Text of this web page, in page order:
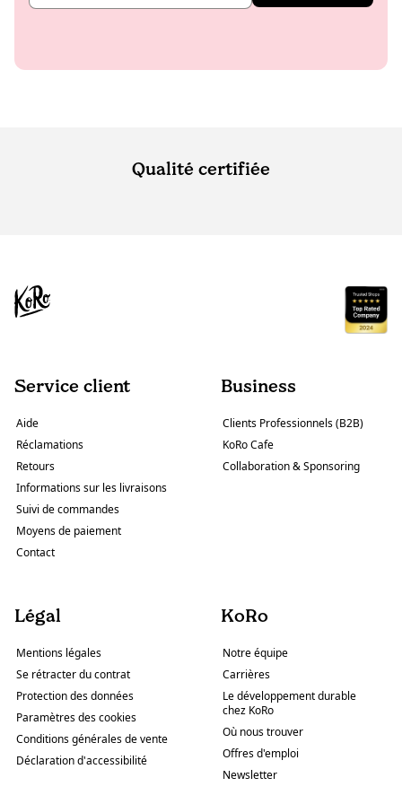
Qualité certifiée
Service client
Aide
Réclamations
Retours
Informations sur les livraisons
Suivi de commandes
Moyens de paiement
Contact
Business
Clients Professionnels (B2B)
KoRo Cafe
Collaboration & Sponsoring
Légal
Mentions légales
Se rétracter du contrat
Protection des données
Paramètres des cookies
Conditions générales de vente
Déclaration d'accessibilité
KoRo
Notre équipe
Carrières
Le développement durable
chez KoRo
Où nous trouver
Offres d'emploi
Newsletter